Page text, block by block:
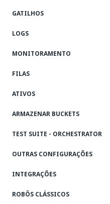
GATILHOS
LOGS
MONITORAMENTO
FILAS
ATIVOS
ARMAZENAR BUCKETS
TEST SUITE - ORCHESTRATOR
OUTRAS CONFIGURAÇÕES
INTEGRAÇÕES
ROBÔS CLÁSSICOS